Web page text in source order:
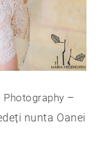
Photography –
nunta Oanei